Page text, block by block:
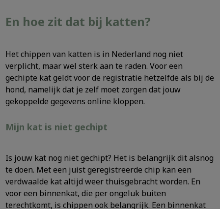
En hoe zit dat bij katten?
Het chippen van katten is in Nederland nog niet
verplicht, maar wel sterk aan te raden. Voor een
gechipte kat geldt voor de registratie hetzelfde als bij de
hond, namelijk dat je zelf moet zorgen dat jouw
gekoppelde gegevens online kloppen.
Mijn kat is niet gechipt
Is jouw kat nog niet gechipt? Het is belangrijk dit alsnog
te doen. Met een juist geregistreerde chip kan een
verdwaalde kat altijd weer thuisgebracht worden. En
voor een binnenkat, die per ongeluk buiten
terechtkomt, is chippen ook belangrijk. Een binnenkat